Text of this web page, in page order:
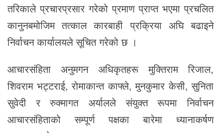
तरिकाले प्रचारप्रसार गरेको प्रमाण प्राप्त भएमा प्रचलित
कानुनबमोजिम तत्काल कारबाही प्रक्रिया अघि बढाइने
निर्वाचन कार्यालयले सूचित गरेको छ ।
आचारसंहिता अनुमगन अधिकृतहरू मुक्तिराम रिजाल,
शिवराम भट्टराई, रोमाकान्त काफ्ले, मुनकुमार केसी, सुनिता
सुवेदी र रुक्मागत अर्यालले संयुक्त रूपमा निर्वाचन
आचारसंहिताको सम्पूर्ण पक्षका बारेमा ध्यानाकर्षण